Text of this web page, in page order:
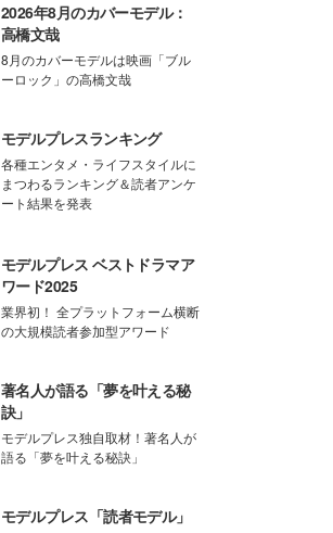
2026年8月のカバーモデル：
高橋文哉
8月のカバーモデルは映画「ブル
ーロック」の高橋文哉
モデルプレスランキング
各種エンタメ・ライフスタイルに
まつわるランキング＆読者アンケ
ート結果を発表
モデルプレス ベストドラマア
ワード2025
業界初！ 全プラットフォーム横断
の大規模読者参加型アワード
著名人が語る「夢を叶える秘
訣」
モデルプレス独自取材！著名人が
語る「夢を叶える秘訣」
モデルプレス「読者モデル」